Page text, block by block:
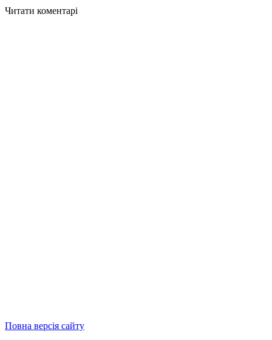
Читати коментарі
Повна версія сайту